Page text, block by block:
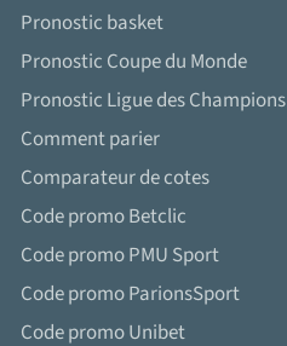
Pronostic basket
Pronostic Coupe du Monde
Pronostic Ligue des Champions
Comment parier
Comparateur de cotes
Code promo Betclic
Code promo PMU Sport
Code promo ParionsSport
Code promo Unibet